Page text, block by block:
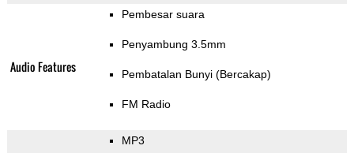
Audio Features
Pembesar suara
Penyambung 3.5mm
Pembatalan Bunyi (Bercakap)
FM Radio
MP3